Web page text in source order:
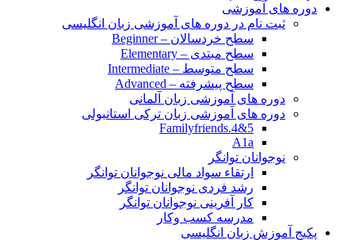
دوره های آموزشی
ثبت نام در دوره های آموزشی زبان انگلیسی
سطح خردسالان – Beginner
سطح مبتدی – Elementary
سطح متوسط – Intermediate
سطح پیشرفته – Advanced
دوره های آموزشی زبان آلمانی
دوره های آموزشی زبان ترکی استانبولی
Familyfriends.4&5
A1a
نوجوانان توانگر
ارتقاء سواد مالی نوجوانان توانگر
رشد فردی نوجوانان توانگر
کار آفرینی نوجوانان توانگر
مدرسه کسب وکار
پکیج آموزش زبان انگلیسی